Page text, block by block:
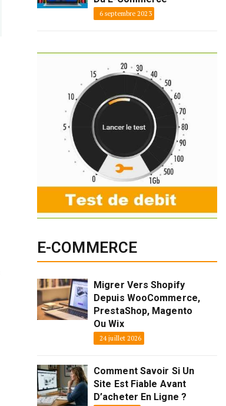
6 septembre 2023
E-COMMERCE
Migrer Vers Shopify
Depuis WooCommerce,
PrestaShop, Magento
Ou Wix
24 juillet 2026
Comment Savoir Si Un
Site Est Fiable Avant
D’acheter En Ligne ?